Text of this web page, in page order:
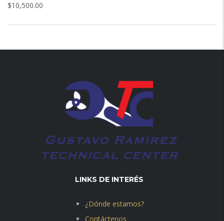
$10,500.00
LINKS DE INTERÉS
¿Dónde estamos?
Contáctenos